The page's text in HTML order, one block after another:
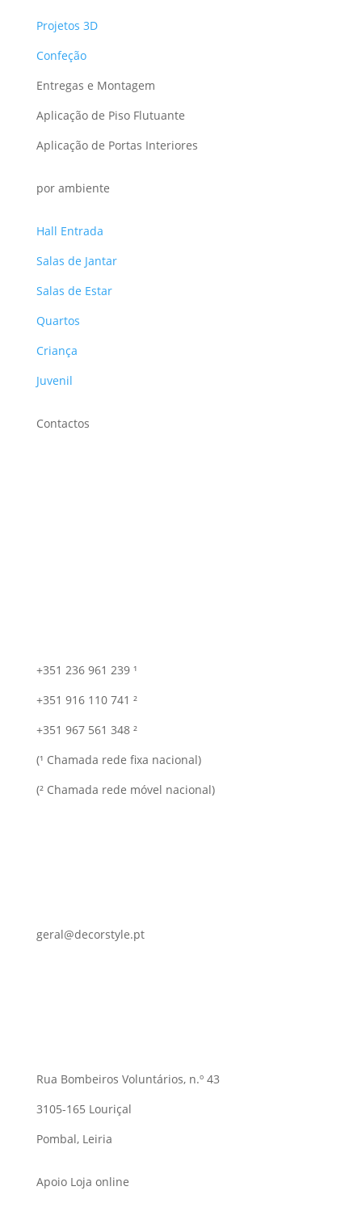
Projetos 3D
Confeção
Entregas e Montagem
Aplicação de Piso Flutuante
Aplicação de Portas Interiores
por ambiente
Hall Entrada
Salas de Jantar
Salas de Estar
Quartos
Criança
Juvenil
Contactos
+351 236 961 239 ¹
+351 916 110 741 ²
+351 967 561 348 ²
(¹ Chamada rede fixa nacional)
(² Chamada rede móvel nacional)
geral@decorstyle.pt
Rua Bombeiros Voluntários, n.º 43
3105-165 Louriçal
Pombal, Leiria
Apoio Loja online